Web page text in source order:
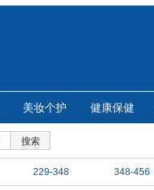
美妆个护 健康保健
搜索
229-348 348-456